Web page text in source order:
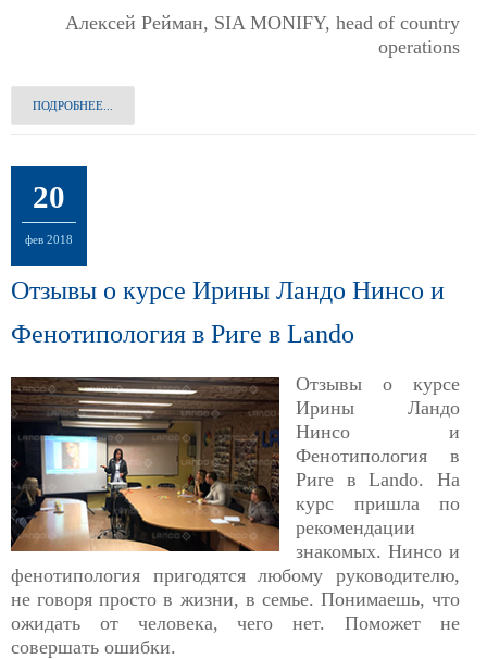
Алексей Рейман, SIA MONIFY, head of country
operations
ПОДРОБНЕЕ...
20
фев 2018
Отзывы о курсе Ирины Ландо Нинсо и
Фенотипология в Риге в Lando
Отзывы о курсе
Ирины Ландо
Нинсо и
Фенотипология в
Риге в Lando. На
курс пришла по
рекомендации
знакомых. Нинсо и
фенотипология пригодятся любому руководителю,
не говоря просто в жизни, в семье. Понимаешь, что
ожидать от человека, чего нет. Поможет не
совершать ошибки.